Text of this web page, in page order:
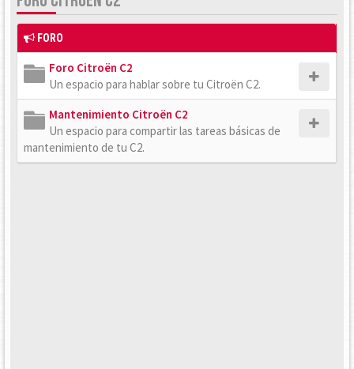
FORO
Foro Citroën C2
Un espacio para hablar sobre tu Citroën C2.
Mantenimiento Citroën C2
Un espacio para compartir las tareas básicas de
mantenimiento de tu C2.